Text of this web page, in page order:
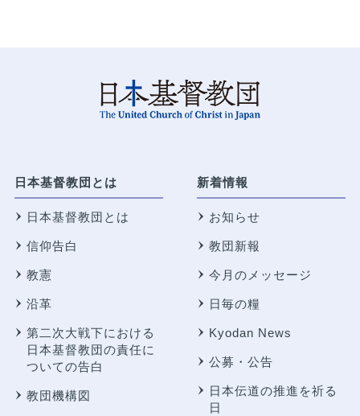
日本基督教団とは
日本基督教団とは
信仰告白
教憲
沿革
第二次大戦下における
日本基督教団の責任に
ついての告白
教団機構図
新着情報
お知らせ
教団新報
今月のメッセージ
日毎の糧
Kyodan News
公募・公告
日本伝道の推進を祈る
日